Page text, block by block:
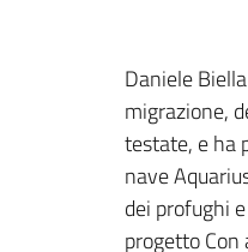
Daniele
migrazione,
testate, e ha
nave
dei profughi
progetto